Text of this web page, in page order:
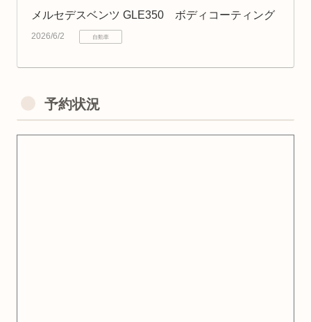
メルセデスベンツ GLE350 ボディコーティング
2026/6/2 自動車
予約状況